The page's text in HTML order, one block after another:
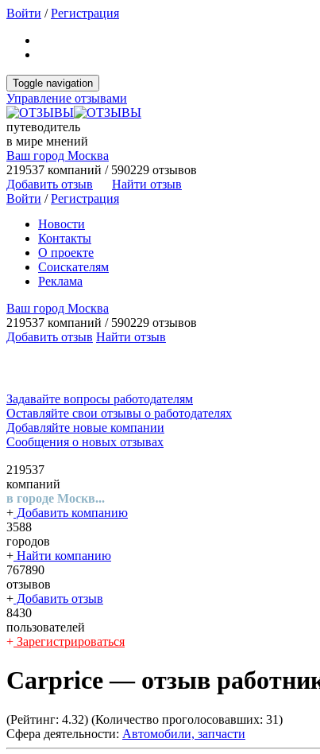
Войти /Регистрация
Toggle navigation
Управление отзывами
путеводитель
в мире мнений
Ваш город Москва
219537 компаний / 590229 отзывов
Добавить отзыв
Найти отзыв
Войти /Регистрация
Новости
Контакты
О проекте
Соискателям
Реклама
Ваш город Москва
219537 компаний / 590229 отзывов
Добавить отзыв Найти отзыв
Задавайте вопросы работодателям
Оставляйте свои отзывы о работодателях
Добавляйте новые компании
Сообщения о новых отзывах
219537
компаний
в городе Москв...
+ Добавить компанию
3588
городов
+ Найти компанию
767890
отзывов
+ Добавить отзыв
8430
пользователей
+ Зарегистрироваться
Carprice— отзыв
(Рейтинг: 4.32) (Количество проголосовавших: 31)
Сфера деятельности: Автомобили, запчасти